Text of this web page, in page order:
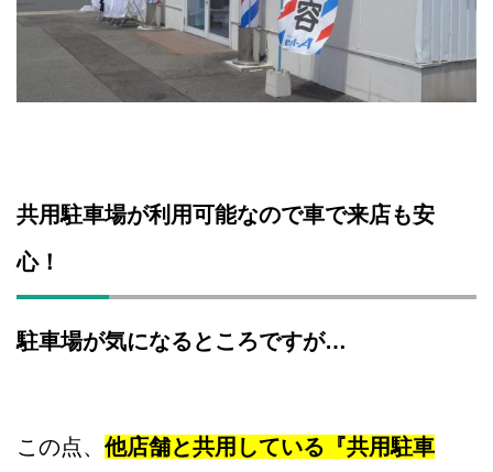
共用駐車場が利用可能なので車で来店も安
心！
駐車場が気になるところですが…
この点、 他店舗と共用している『共用駐車